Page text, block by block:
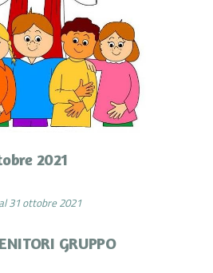
2021
31 ottobre 2021
GRUPPO